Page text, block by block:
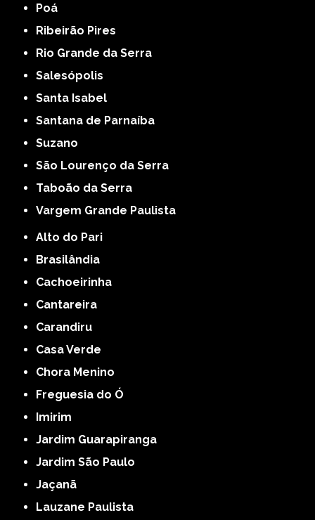
Poá
Ribeirão Pires
Rio Grande da Serra
Salesópolis
Santa Isabel
Santana de Parnaíba
Suzano
São Lourenço da Serra
Taboão da Serra
Vargem Grande Paulista
Alto do Pari
Brasilândia
Cachoeirinha
Cantareira
Carandiru
Casa Verde
Chora Menino
Freguesia do Ó
Imirim
Jardim Guarapiranga
Jardim São Paulo
Jaçanã
Lauzane Paulista